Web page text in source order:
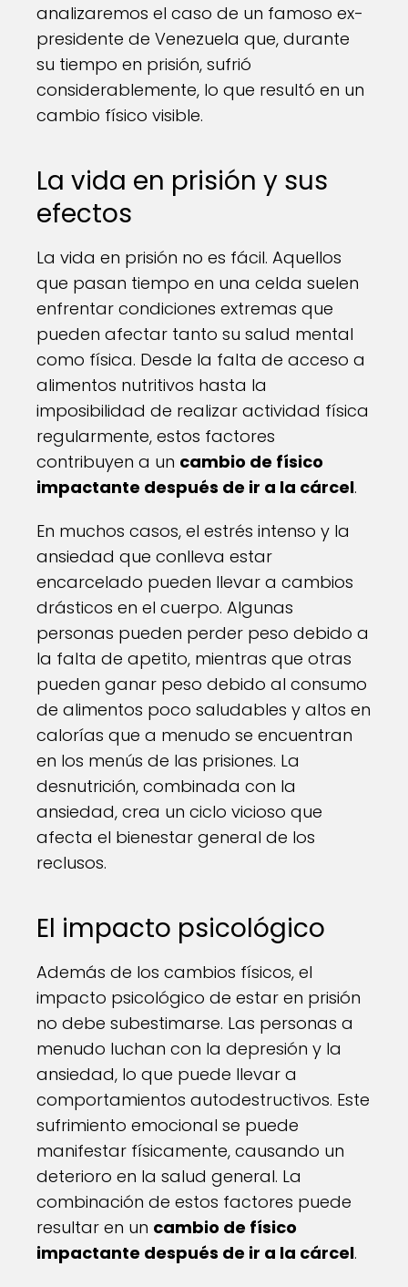
analizaremos el caso de un famoso ex-
presidente de Venezuela que, durante
su tiempo en prisión, sufrió
considerablemente, lo que resultó en un
cambio físico visible.
La vida en prisión y sus
efectos
La vida en prisión no es fácil. Aquellos
que pasan tiempo en una celda suelen
enfrentar condiciones extremas que
pueden afectar tanto su salud mental
como física. Desde la falta de acceso a
alimentos nutritivos hasta la
imposibilidad de realizar actividad física
regularmente, estos factores
contribuyen a un cambio de físico
impactante después de ir a la cárcel.
En muchos casos, el estrés intenso y la
ansiedad que conlleva estar
encarcelado pueden llevar a cambios
drásticos en el cuerpo. Algunas
personas pueden perder peso debido a
la falta de apetito, mientras que otras
pueden ganar peso debido al consumo
de alimentos poco saludables y altos en
calorías que a menudo se encuentran
en los menús de las prisiones. La
desnutrición, combinada con la
ansiedad, crea un ciclo vicioso que
afecta el bienestar general de los
reclusos.
El impacto psicológico
Además de los cambios físicos, el
impacto psicológico de estar en prisión
no debe subestimarse. Las personas a
menudo luchan con la depresión y la
ansiedad, lo que puede llevar a
comportamientos autodestructivos. Este
sufrimiento emocional se puede
manifestar físicamente, causando un
deterioro en la salud general. La
combinación de estos factores puede
resultar en un cambio de físico
impactante después de ir a la cárcel.